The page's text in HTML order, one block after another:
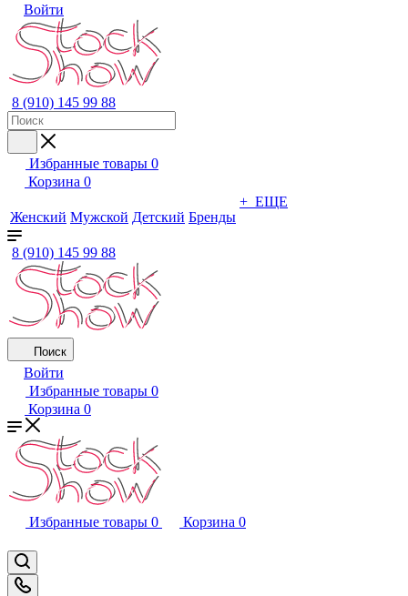
Войти
8 (910) 145 99 88
Избранные товары 0
Корзина 0
Женский Мужской Детский Бренды
+ ЕЩЕ
8 (910) 145 99 88
Поиск
Войти
Избранные товары 0
Корзина 0
Избранные товары 0 Корзина 0